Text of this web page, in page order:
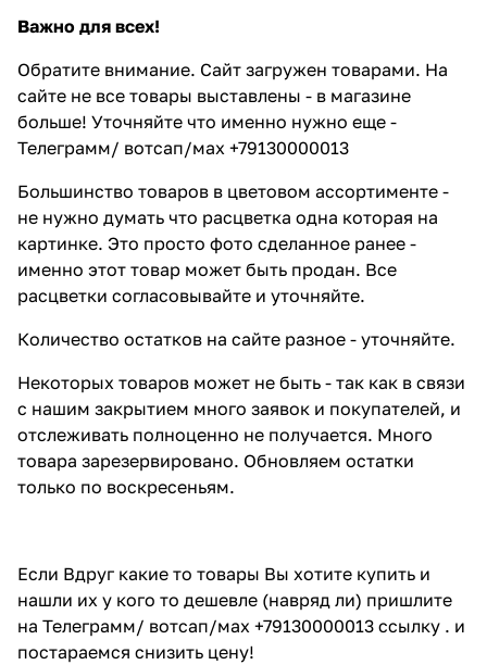
Важно для всех!
Обратите внимание. Сайт загружен товарами. На
сайте не все товары выставлены - в магазине
больше! Уточняйте что именно нужно еще -
Телеграмм/ вотсап/мах +79130000013
Большинство товаров в цветовом ассортименте -
не нужно думать что расцветка одна которая на
картинке. Это просто фото сделанное ранее -
именно этот товар может быть продан. Все
расцветки согласовывайте и уточняйте.
Количество остатков на сайте разное - уточняйте.
Некоторых товаров может не быть - так как в связи
с нашим закрытием много заявок и покупателей, и
отслеживать полноценно не получается. Много
товара зарезервировано. Обновляем остатки
только по воскресеньям.
Если Вдруг какие то товары Вы хотите купить и
нашли их у кого то дешевле (навряд ли) пришлите
на Телеграмм/ вотсап/мах +79130000013 ссылку . и
постараемся снизить цену!